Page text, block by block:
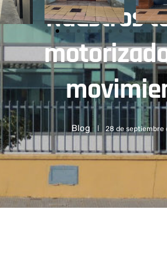
Nuestros
Blog 28 de septiembre